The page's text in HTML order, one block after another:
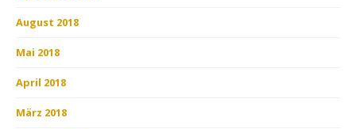
August 2018
Mai 2018
April 2018
März 2018